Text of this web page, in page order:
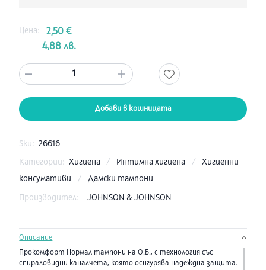
Цена:
2,50 €
4,88 лв.
1
Добави в кошницата
Sku: 26616
Категории: Хигиена / Интимна хигиена /
Хигиенни
консумативи
/ Дамски тампони
Производител: JOHNSON & JOHNSON
Описание
Прокомфорт Нормал тампони на О.Б., с технология със
спираловидни каналчета, която осигурява надеждна защита.